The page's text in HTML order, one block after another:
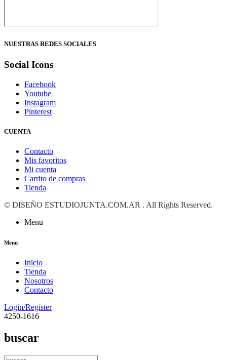
NUESTRAS REDES SOCIALES
Social Icons
Facebook
Youtube
Instagram
Pinterest
CUENTA
Contacto
Mis favoritos
Mi cuenta
Carrito de compras
Tienda
© DISEÑO ESTUDIOJUNTA.COM.AR . All Rights Reserved.
Menu
Menu
Inicio
Tienda
Nosotros
Contacto
Login/Register
4250-1616
buscar